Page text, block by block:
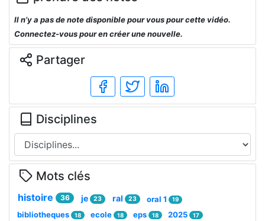
Il n’y a pas de note disponible pour vous pour cette vidéo.
Connectez-vous pour en créer une nouvelle.
Partager
Disciplines
Mots clés
histoire 36 je 23 ral 23 oral 1 19
bibliotheques 18 ecole 18 eps 18 2025 17